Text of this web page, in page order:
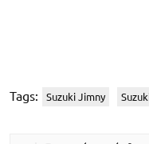
Tags: Suzuki Jimny